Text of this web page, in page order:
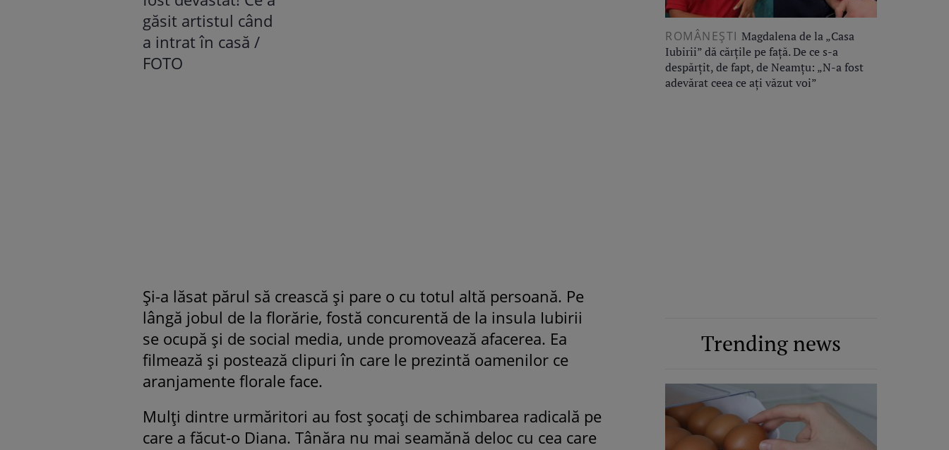
Și-a lăsat părul să crească și pare o cu totul altă persoană. Pe
lângă jobul de la florărie, fostă concurentă de la insula Iubirii
se ocupă și de social media, unde promovează afacerea. Ea
filmează și postează clipuri în care le prezintă oamenilor ce
aranjamente florale face.
Mulți dintre urmăritori au fost șocați de schimbarea radicală pe
care a făcut-o Diana. Tânăra nu mai seamănă deloc cu cea care
ROMÂNEŞTI Magdalena de la „Casa
Iubirii” dă cărțile pe față. De ce s-a
despărțit, de fapt, de Neamțu: „N-a fost
adevărat ceea ce ați văzut voi”
Trending news